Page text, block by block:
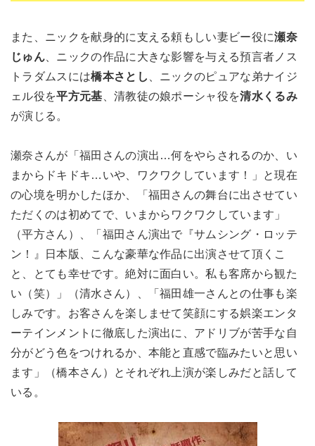
また、ニックを献身的に支える頼もしい妻ビー役に瀬奈
じゅん、ニックの作品に大きな影響を与える預言者ノス
トラダムスには橋本さとし 、ニックのピュアな弟ナイジ
ェル役を平方元基、清教徒の娘ポーシャ役を清水くるみ
が演じる。
瀬奈さんが「福田さんの演出…何をやらされるのか、い
まからドキドキ…いや、ワクワクしています！」と現在
の心境を明かしたほか、「福田さんの舞台に出させてい
ただくのは初めてで、いまからワクワクしています」
（平方さん）、「福田さん演出で『サムシング・ロッテ
ン！』日本版、こんな豪華な作品に出演させて頂くこ
と、とても幸せです。絶対に面白い。私も客席から観た
い（笑）」（清水さん）、「福田雄一さんとの仕事も楽
しみです。お客さんを楽しませて笑顔にする娯楽エンタ
ーテインメントに徹底した演出に、アドリブが苦手な自
分がどう色をつけれるか、本能と直感で臨みたいと思い
ます」（橋本さん）とそれぞれ上演が楽しみだと話して
いる。